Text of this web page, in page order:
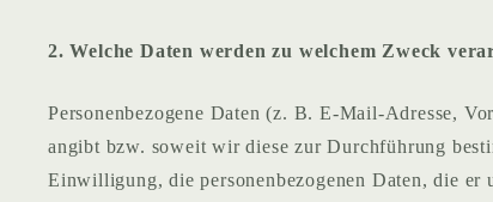
2. Welche Daten werden zu welchem Zweck
Personenbezogene Daten (z. B. E-Mail-Adresse,
angibt bzw. soweit wir diese zur Durchführung
Einwilligung, die personenbezogenen Daten, die